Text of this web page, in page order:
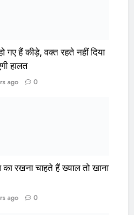
गए हैं कीड़े, वक्त रहते नहीं दिया
हालत
ago 0
रखना चाहते हैं ख्याल तो खाना
ago 0